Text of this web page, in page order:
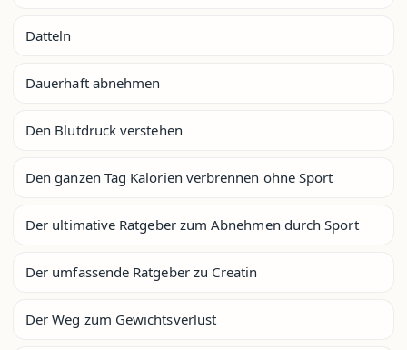
Datteln
Dauerhaft abnehmen
Den Blutdruck verstehen
Den ganzen Tag Kalorien verbrennen ohne Sport
Der ultimative Ratgeber zum Abnehmen durch Sport
Der umfassende Ratgeber zu Creatin
Der Weg zum Gewichtsverlust